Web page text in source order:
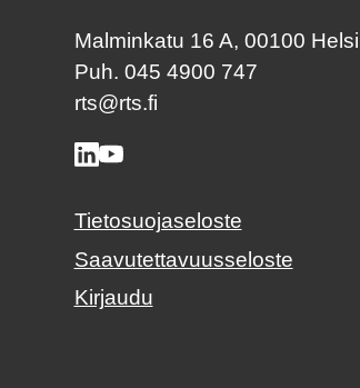
Malminkatu 16 A, 00100
Puh. 045 4900 747
rts@rts.fi
Tietosuojaseloste
Saavutettavuusseloste
Kirjaudu